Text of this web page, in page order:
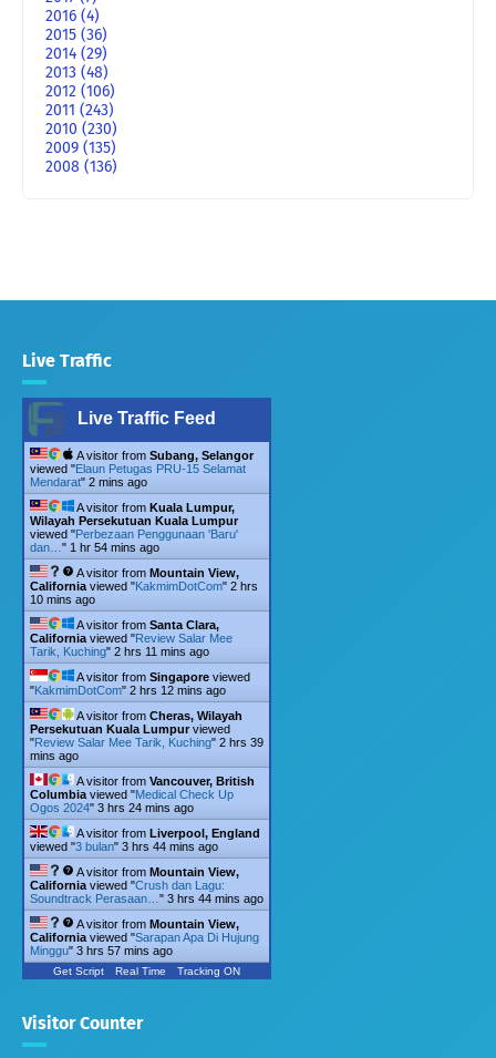
2016 (4)
2015 (36)
2014 (29)
2013 (48)
2012 (106)
2011 (243)
2010 (230)
2009 (135)
2008 (136)
Live Traffic
Live Traffic Feed
A visitor from Subang, Selangor
viewed "Elaun Petugas PRU-15 Selamat
Mendarat" 2 mins ago
A visitor from Kuala Lumpur,
Wilayah Persekutuan Kuala Lumpur
viewed "Perbezaan Penggunaan 'Baru'
dan… " 1 hr 54 mins ago
A visitor from Mountain View,
California viewed "KakmimDotCom" 2 hrs
10 mins ago
A visitor from Santa Clara,
California viewed "Review Salar Mee
Tarik, Kuching" 2 hrs 11 mins ago
A visitor from Singapore viewed
"KakmimDotCom" 2 hrs 12 mins ago
A visitor from Cheras, Wilayah
Persekutuan Kuala Lumpurviewed
"Review Salar Mee Tarik, Kuching" 2 hrs 39
mins ago
A visitor from Vancouver, British
Columbia viewed "Medical Check Up
Ogos 2024" 3 hrs 24 mins ago
A visitor from Liverpool, England
viewed "3 bulan" 3 hrs 44 mins ago
A visitor from Mountain View,
California viewed "Crush dan Lagu:
Soundtrack Perasaan… " 3 hrs 44 mins ago
A visitor from Mountain View,
California viewed "Sarapan Apa Di Hujung
Minggu" 3 hrs 57 mins ago
Get Script Real Time Tracking ON
Visitor Counter